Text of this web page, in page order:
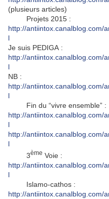
(plusieurs articles)
Projets 2015 :
http://antiintox.canalblog.com/
l
Je suis PEDIGA :
http://antiintox.canalblog.com/
l
NB :
http://antiintox.canalblog.com/
l
Fin du “vivre ensemble” :
http://antiintox.canalblog.com/
l
http://antiintox.canalblog.com/
l
3ème Voie :
http://antiintox.canalblog.com/
l
Islamo-cathos :
http://antiintox.canalblog.com/